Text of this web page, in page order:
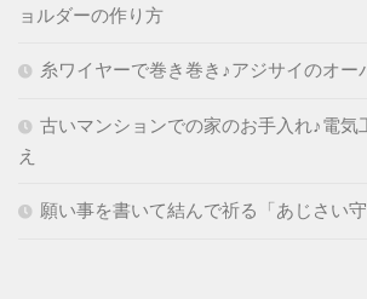
ョルダーの作り方
糸ワイヤーで巻き巻き♪アジサイのオー
古いマンションでの家のお手入れ♪電気
え
願い事を書いて結んで祈る「あじさい